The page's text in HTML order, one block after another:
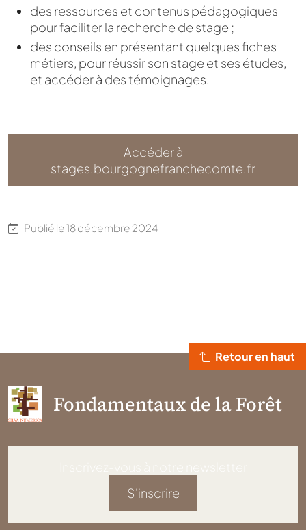
des ressources et contenus pédagogiques
pour faciliter la recherche de stage ;
des conseils en présentant quelques fiches
métiers, pour réussir son stage et ses études,
et accéder à des témoignages.
Accéder à
stages.bourgognefranchecomte.fr
Publié le18 décembre 2024
Retour en haut
Fondamentaux de la Forêt
S'inscrire